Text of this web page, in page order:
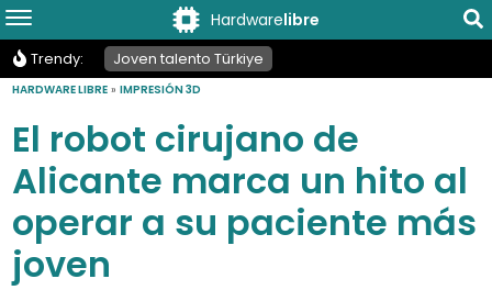
Hardwarelibre
Trendy: Joven talento Türkiye
HARDWARE LIBRE »IMPRESIÓN 3D
El robot cirujano de
Alicante marca un hito al
operar a su paciente más
joven